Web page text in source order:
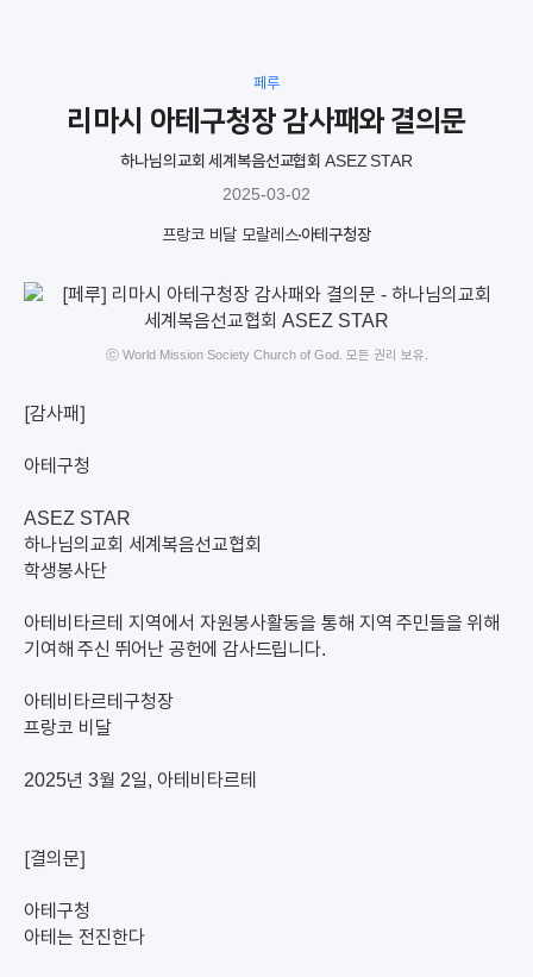
페루
리마시 아테구청장 감사패와 결의문
하나님의교회 세계복음선교협회 ASEZ STAR
2025-03-02
프랑코 비달 모랄레스아테구청장
ⓒ World Mission Society Church of God. 모든 권리 보유.
[감사패]
아테구청
ASEZ STAR
하나님의교회 세계복음선교협회
학생봉사단
아테비타르테 지역에서 자원봉사활동을 통해 지역 주민들을 위해
기여해 주신 뛰어난 공헌에 감사드립니다.
아테비타르테구청장
프랑코 비달
2025년 3월 2일, 아테비타르테
[결의문]
아테구청
아테는 전진한다